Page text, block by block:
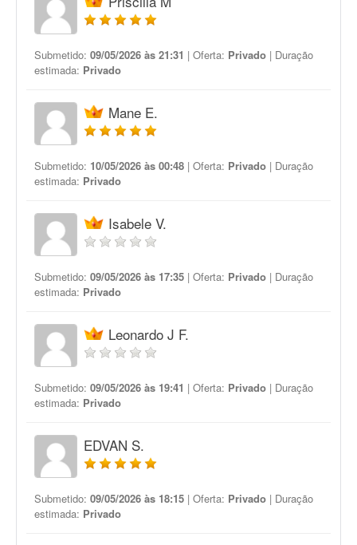
Submetido: 09/05/2026 às 21:31 | Oferta: Privado | Duração
estimada: Privado
Mane E.
Submetido: 10/05/2026 às 00:48 | Oferta: Privado | Duração
estimada: Privado
Isabele V.
Submetido: 09/05/2026 às 17:35 | Oferta: Privado | Duração
estimada: Privado
Leonardo J F.
Submetido: 09/05/2026 às 19:41 | Oferta: Privado | Duração
estimada: Privado
EDVAN S.
Submetido: 09/05/2026 às 18:15 | Oferta: Privado | Duração
estimada: Privado